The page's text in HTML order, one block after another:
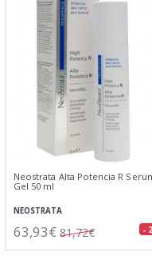
Neostrata Alta Potencia R
Gel 50 ml
NEOSTRATA
63,93€ 81,72€ -